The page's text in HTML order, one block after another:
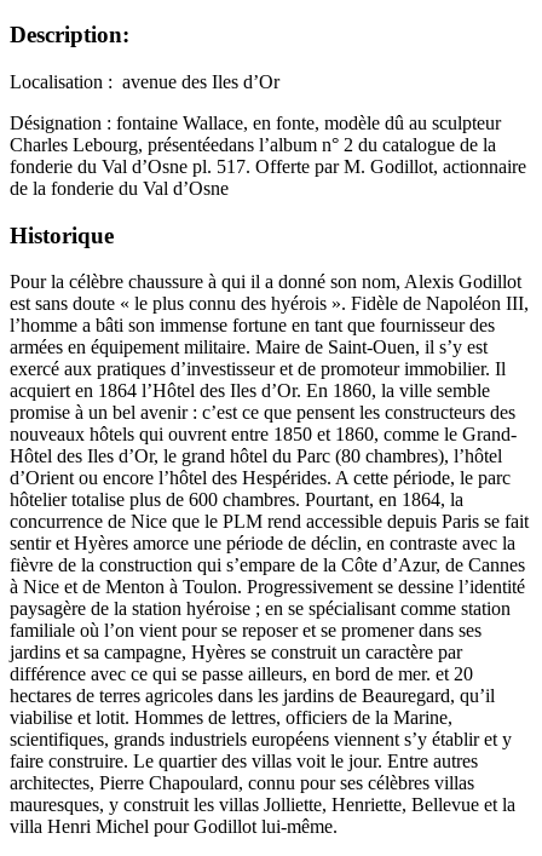
Description:
Localisation : avenue des Iles d’Or
Désignation : fontaine Wallace, en fonte, modèle dû au sculpteur
Charles Lebourg, présentéedans l’album n° 2 du catalogue de la
fonderie du Val d’Osne pl. 517. Offerte par M. Godillot, actionnaire
de la fonderie du Val d’Osne
Historique
Pour la célèbre chaussure à qui il a donné son nom, Alexis Godillot
est sans doute « le plus connu des hyérois ». Fidèle de Napoléon III,
l’homme a bâti son immense fortune en tant que fournisseur des
armées en équipement militaire. Maire de Saint-Ouen, il s’y est
exercé aux pratiques d’investisseur et de promoteur immobilier. Il
acquiert en 1864 l’Hôtel des Iles d’Or. En 1860, la ville semble
promise à un bel avenir : c’est ce que pensent les constructeurs des
nouveaux hôtels qui ouvrent entre 1850 et 1860, comme le Grand-
Hôtel des Iles d’Or, le grand hôtel du Parc (80 chambres), l’hôtel
d’Orient ou encore l’hôtel des Hespérides. A cette période, le parc
hôtelier totalise plus de 600 chambres. Pourtant, en 1864, la
concurrence de Nice que le PLM rend accessible depuis Paris se fait
sentir et Hyères amorce une période de déclin, en contraste avec la
fièvre de la construction qui s’empare de la Côte d’Azur, de Cannes
à Nice et de Menton à Toulon. Progressivement se dessine l’identité
paysagère de la station hyéroise ; en se spécialisant comme station
familiale où l’on vient pour se reposer et se promener dans ses
jardins et sa campagne, Hyères se construit un caractère par
différence avec ce qui se passe ailleurs, en bord de mer. et 20
hectares de terres agricoles dans les jardins de Beauregard, qu’il
viabilise et lotit. Hommes de lettres, officiers de la Marine,
scientifiques, grands industriels européens viennent s’y établir et y
faire construire. Le quartier des villas voit le jour. Entre autres
architectes, Pierre Chapoulard, connu pour ses célèbres villas
mauresques, y construit les villas Jolliette, Henriette, Bellevue et la
villa Henri Michel pour Godillot lui-même.